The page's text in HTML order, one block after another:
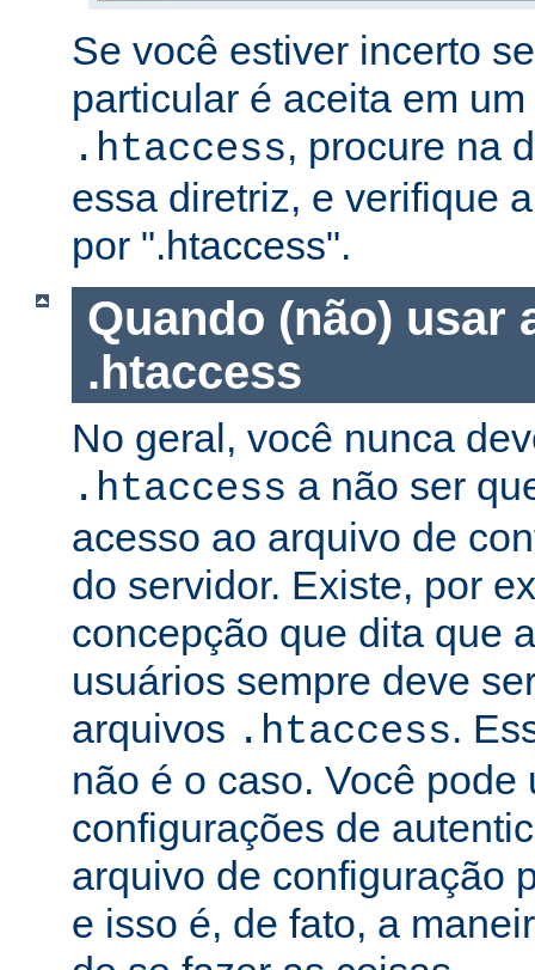
Se você estiver incerto
particular é aceita em
.htaccess, procure na
essa diretriz, e verifique
por ".htaccess".
Quando (não) usar
.htaccess
No geral, você nunca
.htaccess a não ser
acesso ao arquivo de
do servidor. Existe, por
concepção que dita que
usuários sempre deve
arquivos .htaccess.
não é o caso. Você pode
configurações de
arquivo de configuração
e isso é, de fato, a